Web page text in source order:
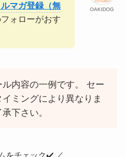
OAKIDOG
ルマガ登録（無
ォローがおす
内容の一例です。 セー
ミングにより異なりま
下さい。
をチェック✔️ ／